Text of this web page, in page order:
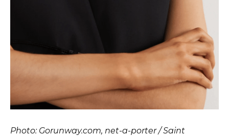
Photo: Gorunway.com, net-a-porter / Saint